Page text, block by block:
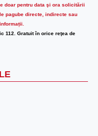
doar pentru data şi ora solicitării
pagube directe, indirecte sau
112. Gratuit în orice reţea de